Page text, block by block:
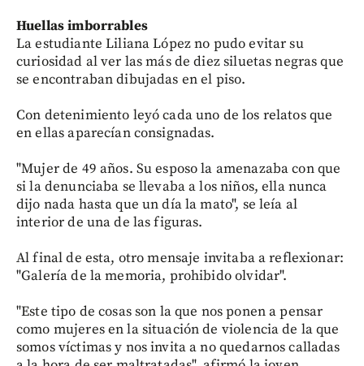
Huellas imborrables
La estudiante Liliana López no pudo evitar su
curiosidad al ver las más de diez siluetas negras que
se encontraban dibujadas en el piso.
Con detenimiento leyó cada uno de los relatos que
en ellas aparecían consignadas.
"Mujer de 49 años. Su esposo la amenazaba con que
si la denunciaba se llevaba a los niños, ella nunca
dijo nada hasta que un día la mato", se leía al
interior de una de las figuras.
Al final de esta, otro mensaje invitaba a reflexionar:
"Galería de la memoria, prohibido olvidar".
"Este tipo de cosas son la que nos ponen a pensar
como mujeres en la situación de violencia de la que
somos víctimas y nos invita a no quedarnos calladas